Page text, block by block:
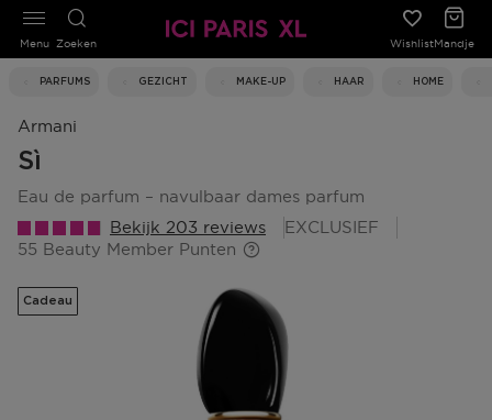
Zoeken WishlistMandje
PARFUMS GEZICHT MAKE-UP HAAR HOME
Menu
Armani
Sì
eau de parfum – navulbaar dames parfum
Bekijk 203 reviews
EXCLUSIEF
55 Beauty Member Punten
Cadeau